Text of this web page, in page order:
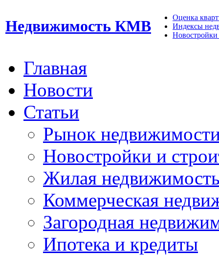
Недвижимость КМВ
Оценка
Индексы
Новостройки
Главная
Новости
Статьи
Рынок
Новостройки и
Жилая
Коммерческая
Загородная
Ипотека и кредиты